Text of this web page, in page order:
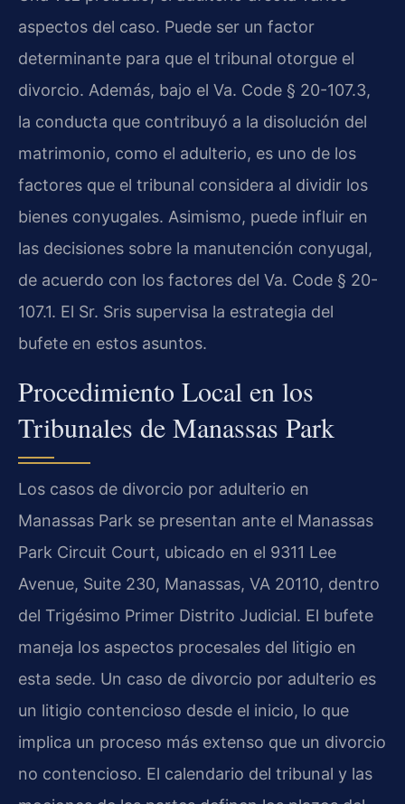
aspectos del caso. Puede ser un factor
determinante para que el tribunal otorgue el
divorcio. Además, bajo el Va. Code § 20-107.3,
la conducta que contribuyó a la disolución del
matrimonio, como el adulterio, es uno de los
factores que el tribunal considera al dividir los
bienes conyugales. Asimismo, puede influir en
las decisiones sobre la manutención conyugal,
de acuerdo con los factores del Va. Code § 20-
107.1. El Sr. Sris supervisa la estrategia del
bufete en estos asuntos.
Procedimiento Local en los
Tribunales de Manassas Park
Los casos de divorcio por adulterio en
Manassas Park se presentan ante el Manassas
Park Circuit Court, ubicado en el 9311 Lee
Avenue, Suite 230, Manassas, VA 20110, dentro
del Trigésimo Primer Distrito Judicial. El bufete
maneja los aspectos procesales del litigio en
esta sede. Un caso de divorcio por adulterio es
un litigio contencioso desde el inicio, lo que
implica un proceso más extenso que un divorcio
no contencioso. El calendario del tribunal y las